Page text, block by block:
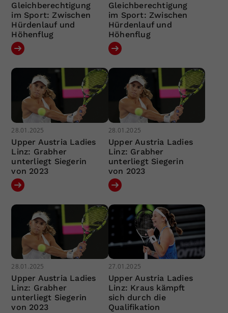
Gleichberechtigung
im Sport: Zwischen
Hürdenlauf und
Höhenflug
Gleichberechtigung
im Sport: Zwischen
Hürdenlauf und
Höhenflug
28.01.2025
Upper Austria Ladies
Linz: Grabher
unterliegt Siegerin
von 2023
28.01.2025
Upper Austria Ladies
Linz: Grabher
unterliegt Siegerin
von 2023
28.01.2025
Upper Austria Ladies
Linz: Grabher
unterliegt Siegerin
von 2023
27.01.2025
Upper Austria Ladies
Linz: Kraus kämpft
sich durch die
Qualifikation